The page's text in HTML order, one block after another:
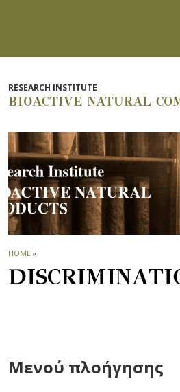
RESEARCH INSTITUTE
BIOACTIVE NATURAL
HOME»
Μενού πλοήγησης